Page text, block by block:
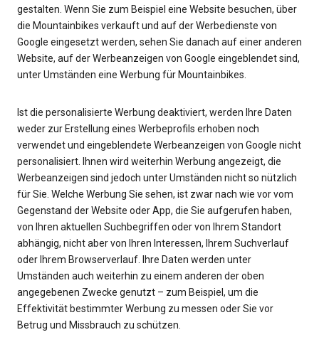
gestalten. Wenn Sie zum Beispiel eine Website besuchen, über
die Mountainbikes verkauft und auf der Werbedienste von
Google eingesetzt werden, sehen Sie danach auf einer anderen
Website, auf der Werbeanzeigen von Google eingeblendet sind,
unter Umständen eine Werbung für Mountainbikes.
Ist die personalisierte Werbung deaktiviert, werden Ihre Daten
weder zur Erstellung eines Werbeprofils erhoben noch
verwendet und eingeblendete Werbeanzeigen von Google nicht
personalisiert. Ihnen wird weiterhin Werbung angezeigt, die
Werbeanzeigen sind jedoch unter Umständen nicht so nützlich
für Sie. Welche Werbung Sie sehen, ist zwar nach wie vor vom
Gegenstand der Website oder App, die Sie aufgerufen haben,
von Ihren aktuellen Suchbegriffen oder von Ihrem Standort
abhängig, nicht aber von Ihren Interessen, Ihrem Suchverlauf
oder Ihrem Browserverlauf. Ihre Daten werden unter
Umständen auch weiterhin zu einem anderen der oben
angegebenen Zwecke genutzt – zum Beispiel, um die
Effektivität bestimmter Werbung zu messen oder Sie vor
Betrug und Missbrauch zu schützen.